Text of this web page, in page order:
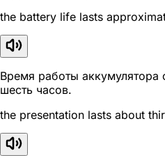
the battery life lasts
Время работы аккумулятора
шесть часов.
the presentation lasts about